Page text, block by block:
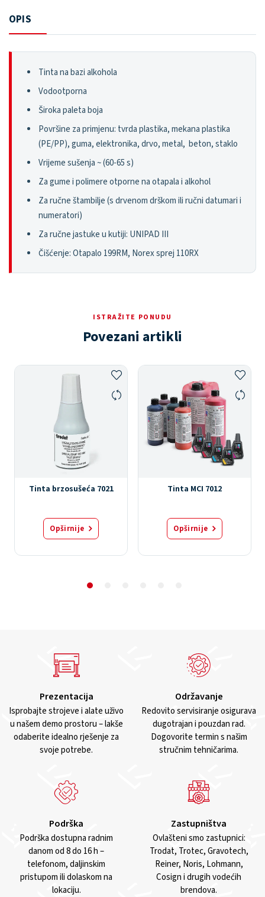
OPIS
Tinta na bazi alkohola
Vodootporna
Široka paleta boja
Površine za primjenu: tvrda plastika, mekana plastika
(PE/PP), guma, elektronika, drvo, metal, beton, staklo
Vrijeme sušenja ~ (60-65 s)
Za gume i polimere otporne na otapala i alkohol
Za ručne štambilje (s drvenom drškom ili ručni datumari i
numeratori)
Za ručne jastuke u kutiji: UNIPAD III
Čišćenje: Otapalo 199RM, Norex sprej 110RX
ISTRAŽITE PONUDU
Povezani artikli
Tinta brzosušeća 7021
Opširnije
Tinta MCI 7012
Opširnije
Prezentacija
Isprobajte strojeve i alate uživo
u našem demo prostoru – lakše
odaberite idealno rješenje za
svoje potrebe.
Održavanje
Redovito servisiranje osigurava
dugotrajan i pouzdan rad.
Dogovorite termin s našim
stručnim tehničarima.
Podrška
Podrška dostupna radnim
danom od 8 do 16 h –
telefonom, daljinskim
pristupom ili dolaskom na
lokaciju.
Zastupništva
Ovlašteni smo zastupnici:
Trodat, Trotec, Gravotech,
Reiner, Noris, Lohmann,
Cosign i drugih vodećih
brendova.